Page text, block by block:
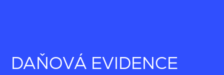
DAŇOVÁ EVIDENCE